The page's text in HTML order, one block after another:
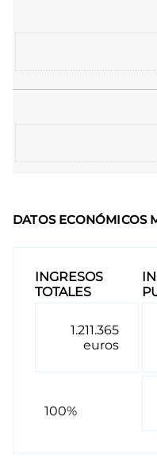
DATOS ECONÓMICOS
INGRESOS
TOTALES
1.211.365
euros
100%